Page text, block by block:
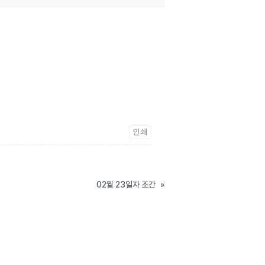
인쇄
02월 23일자 조간 »